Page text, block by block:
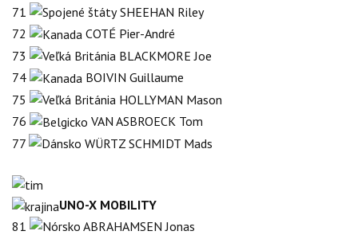
71
SHEEHAN Riley
72
COTÉ Pier-André
73
BLACKMORE Joe
74
BOIVIN Guillaume
75
HOLLYMAN Mason
76
VAN ASBROECK Tom
77
WÜRTZ SCHMIDT Mads
UNO-X MOBILITY
81
ABRAHAMSEN Jonas